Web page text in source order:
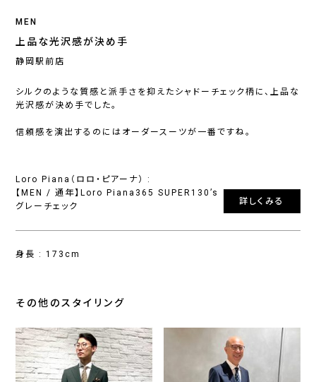
MEN
上品な光沢感が決め手
静岡駅前店
シルクのような質感と派手さを抑えたシャドーチェック柄に、上品な
光沢感が決め手でした。
信頼感を演出するのにはオーダースーツが一番ですね。
Loro Piana（ロロ・ピアーナ） :
【MEN / 通年】Loro Piana365 SUPER130’s
グレーチェック
詳しくみる
身長 : 173cm
その他のスタイリング